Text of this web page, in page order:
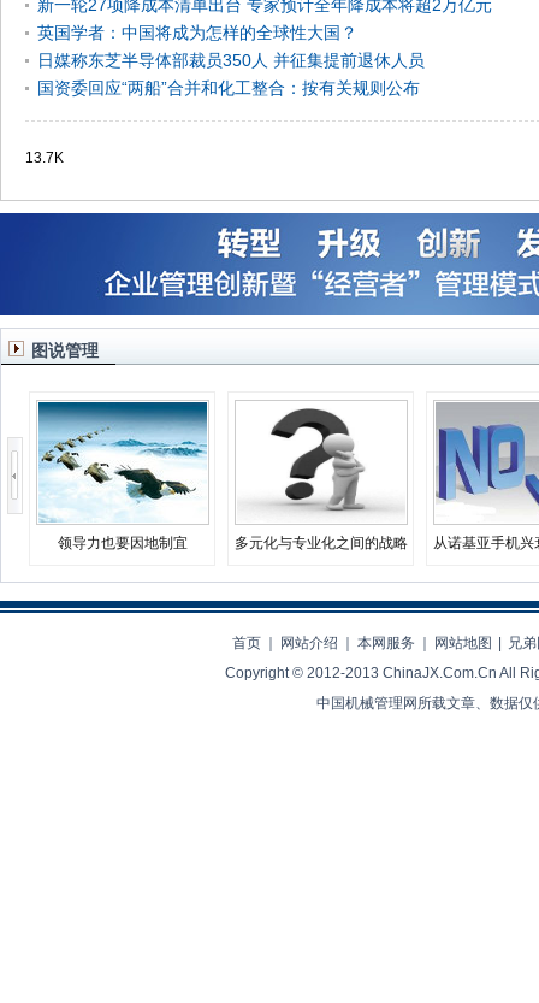
新一轮27项降成本清单出台 专家预计全年降成本将超2万亿元
英国学者：中国将成为怎样的全球性大国？
日媒称东芝半导体部裁员350人 并征集提前退休人员
国资委回应“两船”合并和化工整合：按有关规则公布
13.7K
图说管理
领导力也要因地制宜
多元化与专业化之间的战略
从诺基亚手机兴
首页 ｜ 网站介绍 ｜ 本网服务 ｜ 网站地图 | 兄
Copyright © 2012-2013 ChinaJX.Com.Cn All
中国机械管理网所载文章、数据